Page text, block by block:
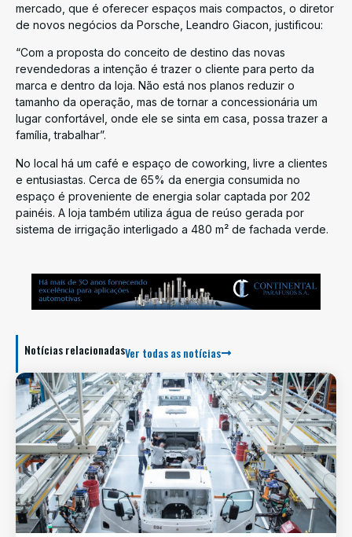
mercado, que é oferecer espaços mais compactos, o diretor
de novos negócios da Porsche, Leandro Giacon, justificou:
“Com a proposta do conceito de destino das novas
revendedoras a intenção é trazer o cliente para perto da
marca e dentro da loja. Não está nos planos reduzir o
tamanho da operação, mas de tornar a concessionária um
lugar confortável, onde ele se sinta em casa, possa trazer a
família, trabalhar”.
No local há um café e espaço de coworking, livre a clientes
e entusiastas. Cerca de 65% da energia consumida no
espaço é proveniente de energia solar captada por 202
painéis. A loja também utiliza água de reúso gerada por
sistema de irrigação interligado a 480 m² de fachada verde.
Notícias relacionadasVer todas as notícias